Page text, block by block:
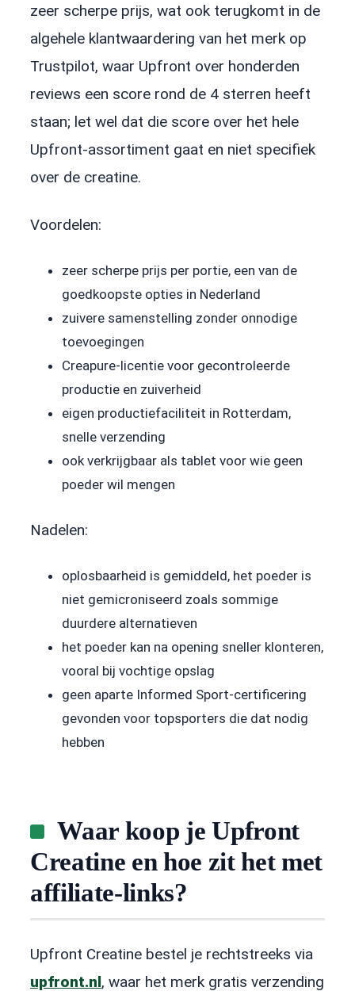
zeer scherpe prijs, wat ook terugkomt in de
algehele klantwaardering van het merk op
Trustpilot, waar Upfront over honderden
reviews een score rond de 4 sterren heeft
staan; let wel dat die score over het hele
Upfront-assortiment gaat en niet specifiek
over de creatine.
Voordelen:
zeer scherpe prijs per portie, een van de
goedkoopste opties in Nederland
zuivere samenstelling zonder onnodige
toevoegingen
Creapure-licentie voor gecontroleerde
productie en zuiverheid
eigen productiefaciliteit in Rotterdam,
snelle verzending
ook verkrijgbaar als tablet voor wie geen
poeder wil mengen
Nadelen:
oplosbaarheid is gemiddeld, het poeder is
niet gemicroniseerd zoals sommige
duurdere alternatieven
het poeder kan na opening sneller klonteren,
vooral bij vochtige opslag
geen aparte Informed Sport-certificering
gevonden voor topsporters die dat nodig
hebben
Waar koop je Upfront
Creatine en hoe zit het met
affiliate-links?
Upfront Creatine bestel je rechtstreeks via
upfront.nl, waar het merk gratis verzending